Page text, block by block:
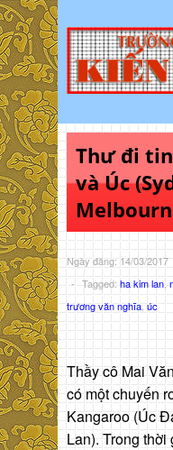
Thư đi
và Úc
Ngày đăng: 14/03/2017
- Tagged: ha kim lan
trương văn nghĩa úc
Thầy cô Mai
có một chuyến
Kangaroo (Úc
Lan). Trong